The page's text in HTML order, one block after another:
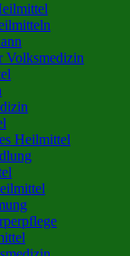
Volksmedizin
Heilmittel